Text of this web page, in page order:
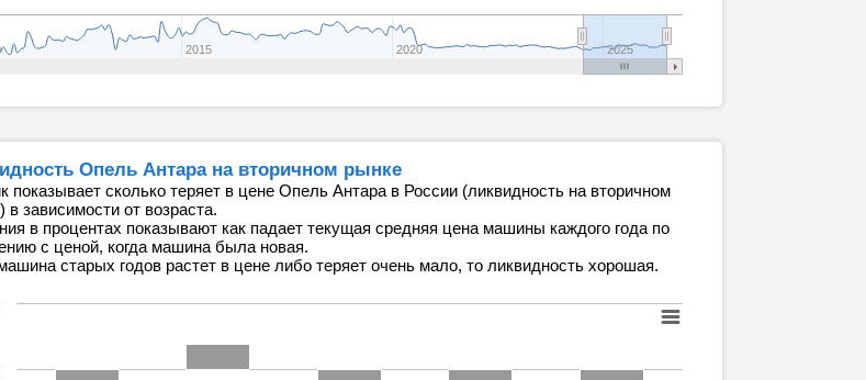
2015 2020 2025
Опель Антара на вторичном рынке
показывает сколько теряет в цене Опель Антара в России (ликвидность на вторичном
в зависимости от возраста.
в процентах показывают как падает текущая средняя цена машины каждого года по
с ценой, когда машина была новая.
старых годов растет в цене либо теряет очень мало, то ликвидность хорошая.